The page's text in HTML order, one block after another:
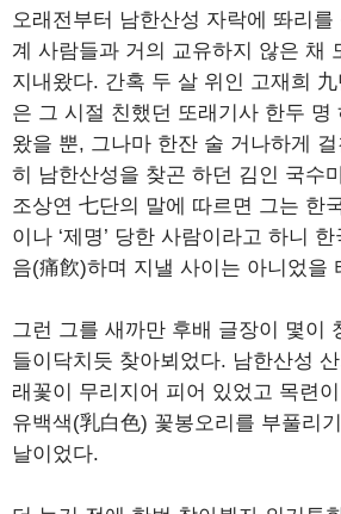
오래전부터 남한산성 자락에 똬리
계 사람들과 거의 교유하지 않은 채
지내왔다. 간혹 두 살 위인 고재희
은 그 시절 친했던 또래기사 한두 명
왔을 뿐, 그나마 한잔 술 거나하게
히 남한산성을 찾곤 하던 김인 국수
조상연 七단의 말에 따르면 그는 한
이나 ‘제명’ 당한 사람이라고 하니
음(痛飮)하며 지낼 사이는 아니었을
그런 그를 새까만 후배 글장이 몇이
들이닥치듯 찾아뵈었다. 남한산성
래꽃이 무리지어 피어 있었고 목련
유백색(乳白色) 꽃봉오리를 부풀리
날이었다.